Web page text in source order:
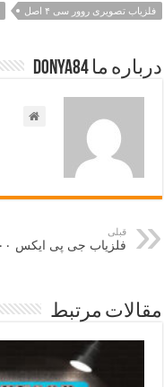
فلزیاب تصویری روور سی ۴ اصل
درباره ما Donya84
قبلی
فلزیاب جی پی ایکس ۵۰۰۰
مقالات مرتبط